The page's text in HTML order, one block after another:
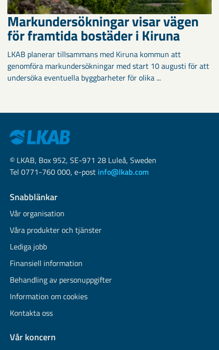
Markundersökningar visar vägen
för framtida bostäder i Kiruna
LKAB planerar tillsammans med Kiruna kommun att
genomföra markundersökningar med start 10 augusti för att
undersöka eventuella byggbarheter för olika ...
© LKAB, Box 952, SE-971 28 Luleå, Sweden
Tel 0771-760 000, e-post info@lkab.com
Snabblänkar
Vår organisation
Våra produkter och tjänster
Lediga jobb
Finansiell information
Behandling av personuppgifter
Information om cookies
Kontakta oss
Vår koncern